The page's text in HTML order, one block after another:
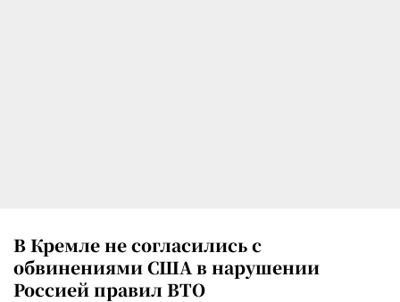
В Кремле не согласились с
обвинениями США в нарушении
Россией правил ВТО